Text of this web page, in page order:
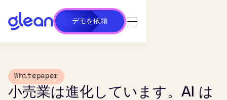
デモを依頼
Whitepaper
小売業は進化しています。AI は